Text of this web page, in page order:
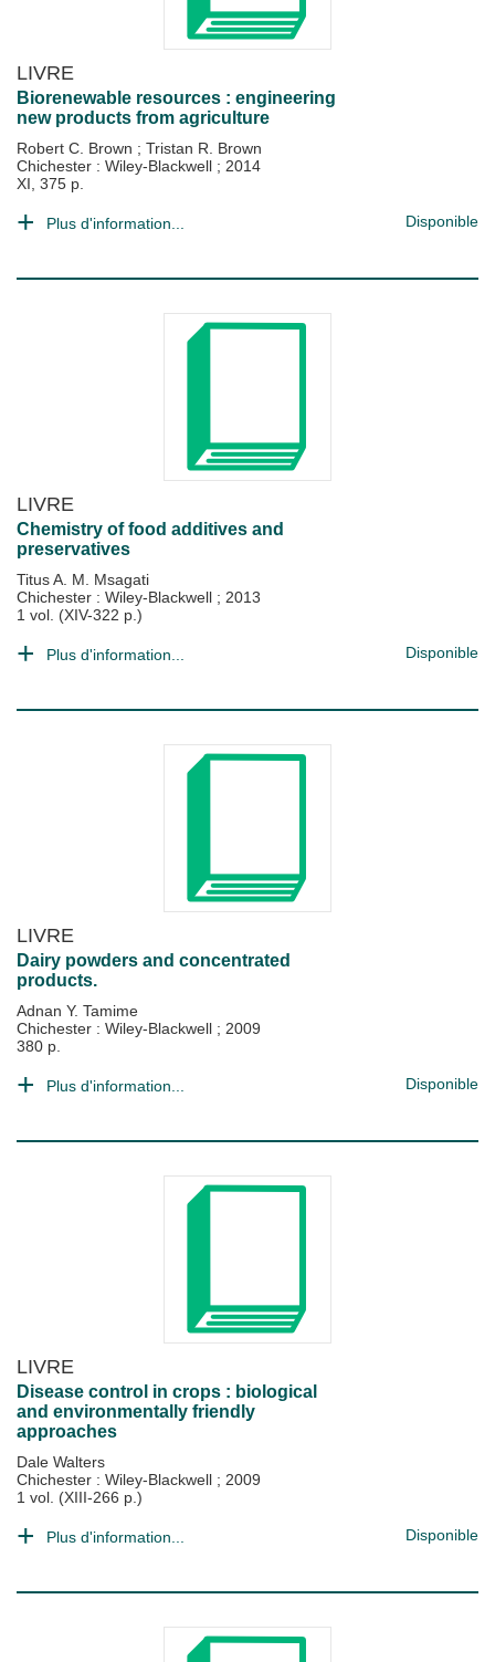
LIVRE
Biorenewable resources : engineering
new products from agriculture
Robert C. Brown ; Tristan R. Brown
Chichester : Wiley-Blackwell ; 2014
XI, 375 p.
Plus d'information... Disponible
LIVRE
Chemistry of food additives and
preservatives
Titus A. M. Msagati
Chichester : Wiley-Blackwell ; 2013
1 vol. (XIV-322 p.)
Plus d'information... Disponible
LIVRE
Dairy powders and concentrated
products.
Adnan Y. Tamime
Chichester : Wiley-Blackwell ; 2009
380 p.
Plus d'information... Disponible
LIVRE
Disease control in crops : biological
and environmentally friendly
approaches
Dale Walters
Chichester : Wiley-Blackwell ; 2009
1 vol. (XIII-266 p.)
Plus d'information... Disponible